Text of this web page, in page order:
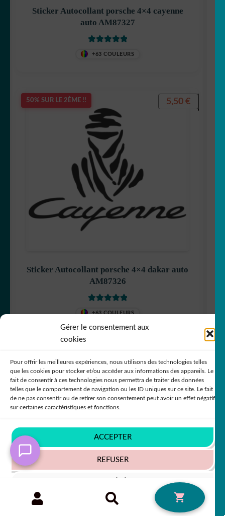
Gérer le consentement aux
cookies
Pour offrir les meilleures expériences, nous utilisons des technologies telles
que les cookies pour stocker et/ou accéder aux informations des appareils. Le
fait de consentir à ces technologies nous permettra de traiter des données
telles que le comportement de navigation ou les ID uniques sur ce site. Le fait
de ne pas consentir ou de retirer son consentement peut avoir un effet négatif
sur certaines caractéristiques et fonctions.
ACCEPTER
REFUSER
Politique de confidentialité
Sticker Autocollant porsche 4×4 cayenne
auto AM87327
+63 COULEURS
50% SUR LE 2ÈME !!
Sticker Autocollant porsche 4×4 dakar auto
AM87326
+63 COULEURS
5,50 €
50% SUR LE 2ÈME !! 6,90€
Recherche
RECHERCHE